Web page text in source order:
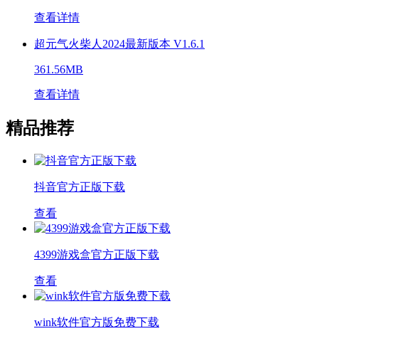
查看详情
超元气火柴人2024最新版本 V1.6.1
361.56MB
查看详情
精品推荐
抖音官方正版下载
查看
4399游戏盒官方正版下载
查看
wink软件官方版免费下载